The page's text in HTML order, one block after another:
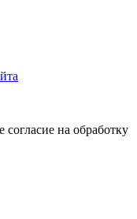
согласие на обработку